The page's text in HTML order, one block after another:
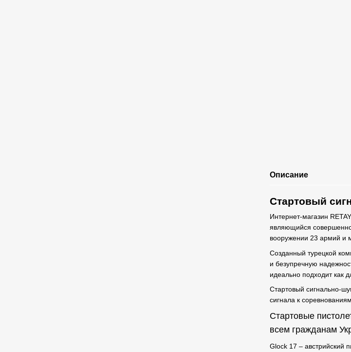
Описание
Стартовый
Интернет-магазин
являющийся
вооружении 23 армий и
Созданный турецкой
и безупречную
идеально подходит как
Стартовый сигнально-
сигнала к
Стартовые
всем гражданам
Glock 17 – австрийский